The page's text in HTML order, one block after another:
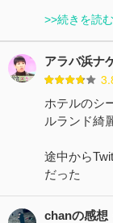
>>続きを読む
アラバ浜ナ
ホテルのシ
ルランド綺
途中から
だった
chanの感想